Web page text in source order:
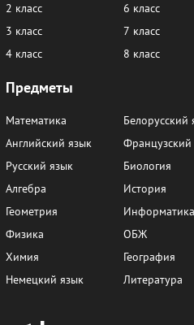
2 класс
3 класс
4 класс
6 класс
7 класс
8 класс
Предметы
Математика
Английский язык
Русский язык
Алгебра
Геометрия
Физика
Химия
Немецкий язык
Белорусский
Французский
Биология
История
Информатика
ОБЖ
География
Литература